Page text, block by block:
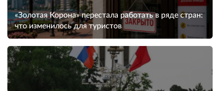
«Золотая Корона» перестала работать в ряде стран:
что изменилось для туристов